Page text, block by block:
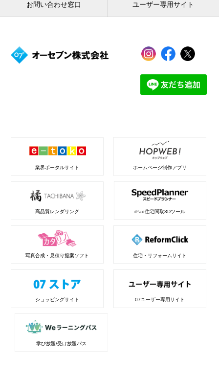
お問い合わせ窓口 ユーザー専用サイト
業界ポータルサイト ホームページ制作アプリ
高品質レンダリング iPad住宅間取3Dツール
写真合成・見積り提案ソフト 住宅・リフォームサイト
ショッピングサイト 07ユーザー専用サイト
学び放題/受け放題パス